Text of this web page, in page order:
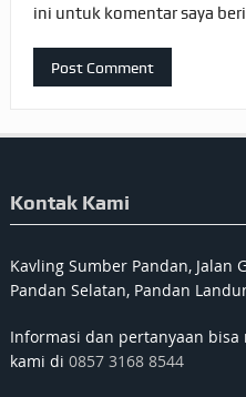
ini untuk komentar saya
Kontak Kami
Kavling Sumber Pandan, Jalan
Pandan Selatan, Pandan
Informasi dan pertanyaan
kami di 0857 3168 8544